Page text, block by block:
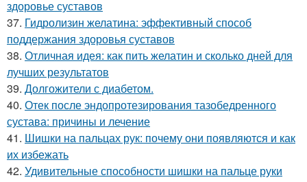
здоровье суставов
37. Гидролизин желатина: эффективный способ
поддержания здоровья суставов
38. Отличная идея: как пить желатин и сколько дней для
лучших результатов
39. Долгожители с диабетом.
40. Отек после эндопротезирования тазобедренного
сустава: причины и лечение
41. Шишки на пальцах рук: почему они появляются и как
их избежать
42. Удивительные способности шишки на пальце руки